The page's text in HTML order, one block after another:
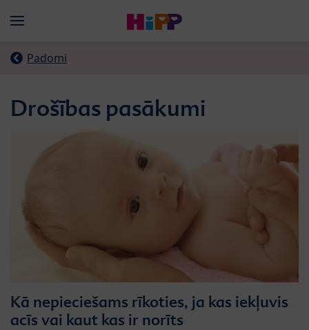
Menü
Padomi
Drošības pasākumi
Kā nepieciešams rīkoties, ja kas iekļuvis
acīs vai kaut kas ir norīts